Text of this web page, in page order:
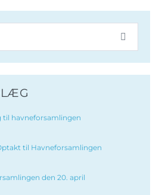
til havneforsamlingen
til Havneforsamlingen
den 20. april